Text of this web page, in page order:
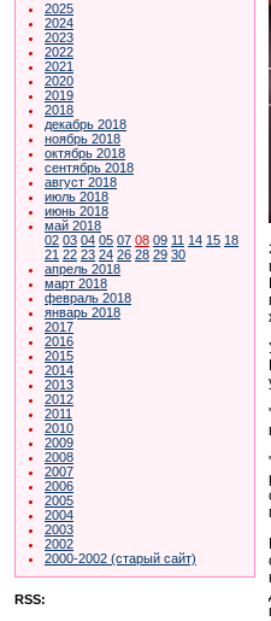
2025
2024
2023
2022
2021
2020
2019
2018
декабрь 2018
ноябрь 2018
октябрь 2018
сентябрь 2018
август 2018
июль 2018
июнь 2018
май 2018
02 03 04 05 07 08 09 11 14 15 18
21 22 23 24 26 28 29 30
апрель 2018
март 2018
февраль 2018
январь 2018
2017
2016
2015
2014
2013
2012
2011
2010
2009
2008
2007
2006
2005
2004
2003
2002
2000-2002 (старый сайт)
RSS: